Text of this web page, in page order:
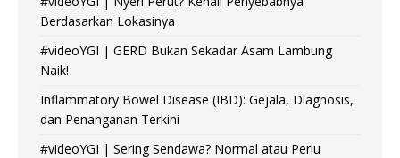
Berdasarkan Lokasinya
#videoYGI | GERD Bukan Sekadar Asam Lambung
Naik!
Inflammatory Bowel Disease (IBD): Gejala, Diagnosis,
dan Penanganan Terkini
#videoYGI | Sering Sendawa? Normal atau Perlu